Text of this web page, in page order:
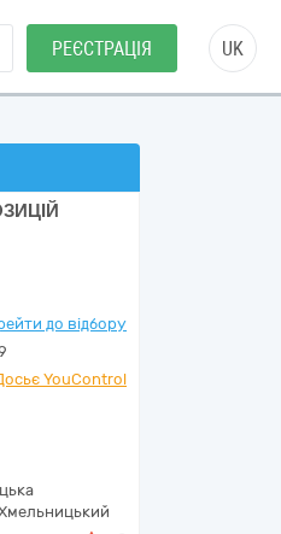
РЕЄСТРАЦІЯ UK
до відбору
YouControl